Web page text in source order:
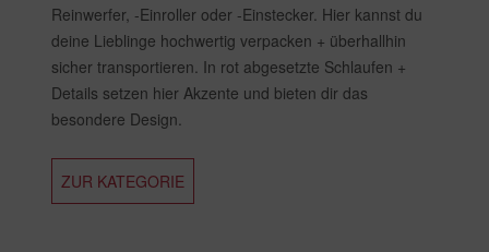
Reinwerfer, -Einroller oder -Einstecker. Hier kannst du
deine Lieblinge hochwertig verpacken + überhallhin
sicher transportieren. In rot abgesetzte Schlaufen +
Details setzen hier Akzente und bieten dir das
besondere Design.
ZUR KATEGORIE